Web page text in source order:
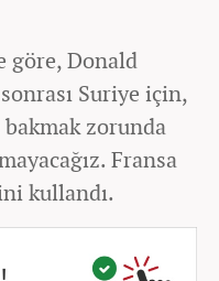
göre, Donald
Suriye için,
bakmak zorunda
Fransa
kullandı.